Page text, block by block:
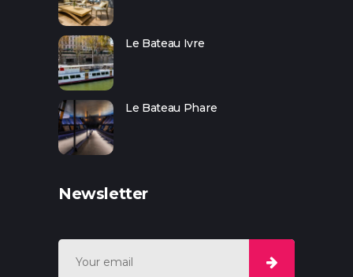
Le Bateau Ivre
Le Bateau Phare
Newsletter